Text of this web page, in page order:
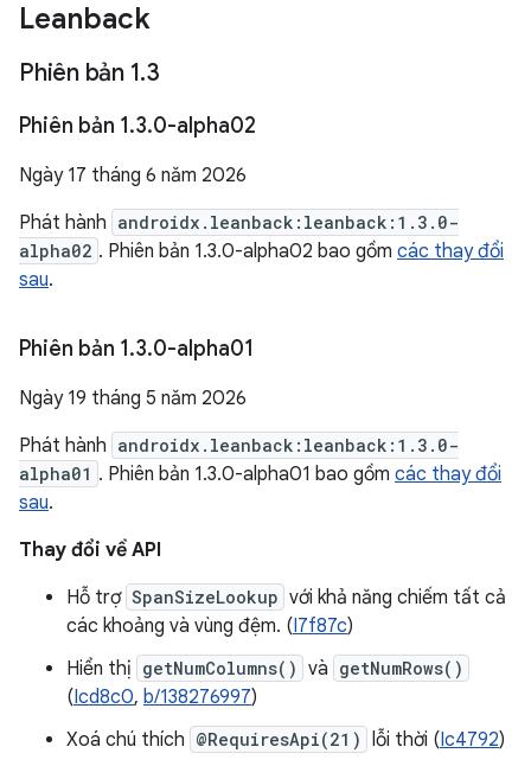
Leanback
Phiên bản 1.3
Phiên bản 1.3.0-alpha02
Ngày 17 tháng 6 năm 2026
Phát hành androidx.leanback:leanback:1.3.0-
alpha02 . Phiên bản 1.3.0-alpha02 bao gồm các thay đổi
sau.
Phiên bản 1.3.0-alpha01
Ngày 19 tháng 5 năm 2026
Phát hành androidx.leanback:leanback:1.3.0-
alpha01 . Phiên bản 1.3.0-alpha01 bao gồm các thay đổi
sau.
Thay đổi về API
Hỗ trợ SpanSizeLookup với khả năng chiếm tất cả
các khoảng và vùng đệm. (I7f87c)
Hiển thị getNumColumns() và getNumRows()
(Icd8c0, b/138276997)
Xoá chú thích @RequiresApi(21) lỗi thời (Ic4792)